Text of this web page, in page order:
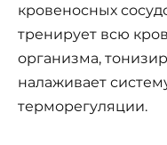
кровеносных
тренирует всю
организма,
налаживает
терморегуляции.